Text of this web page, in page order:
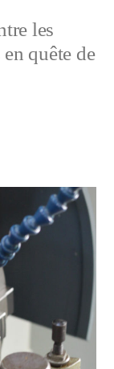
les
quête de